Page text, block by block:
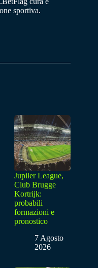
sportiva.
Jupiler League,
Club Brugge
Kortrijk:
probabili
formazioni e
pronostico
7 Agosto
2026